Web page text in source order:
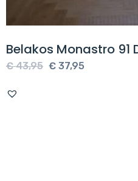
Belakos Monastro 91
€43,95 Oorspronkelijke
€ 37,95